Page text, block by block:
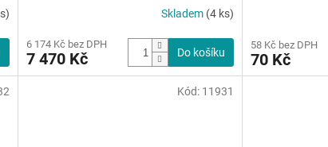
Skladem (4 ks)
6 174 Kč bez DPH
7 470 Kč Do košíku
58 Kč bez DPH
70 Kč
Kód: 11931